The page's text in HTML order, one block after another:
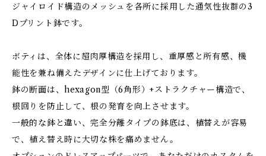
ジャイロイド構造のメッシュを各所に採用した通気性抜群の3
Dプリント鉢です。
ボティは、全体に超肉厚構造を採用し、重厚感と所有感、機
能性を兼ね備えたデザインに仕上げております。
鉢の断面は、hexagon型（6角形）+ストラクチャー構造で、
根回りを防止して、根の発育を向上させます。
一般的な鉢と違い、完全分離タイプの鉢底は、植替えが容易
で、植え替え時に大切な株を痛めません。